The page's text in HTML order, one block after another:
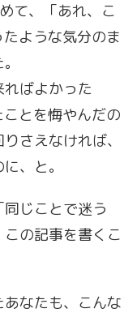
て、「あれ、こ
ような気分のま
ばよかった
とを悔やんだの
さえなければ、
、と。
じことで迷う
の記事を書くこ
なたも、こんな